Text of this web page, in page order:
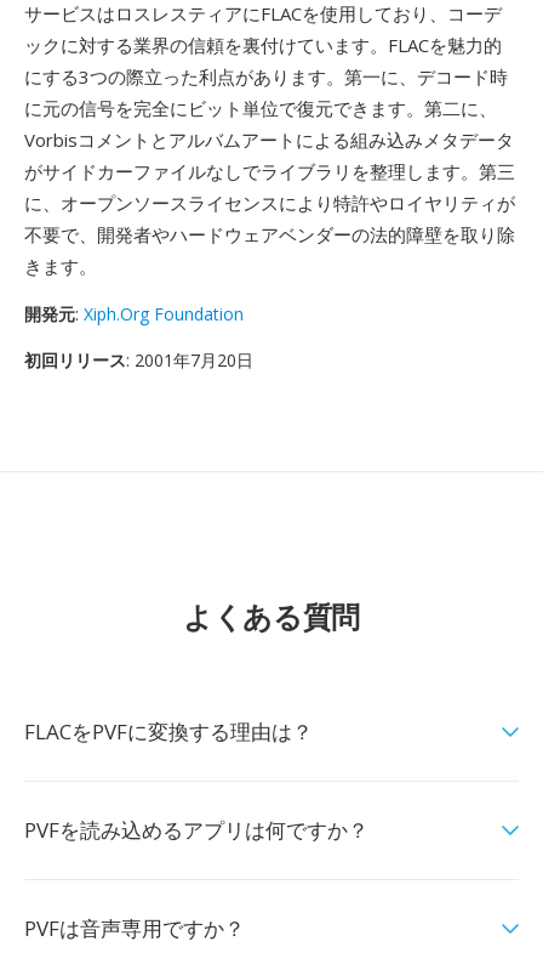
サービスはロスレスティアにFLACを使用しており、コーデ
ックに対する業界の信頼を裏付けています。FLACを魅力的
にする3つの際立った利点があります。第一に、デコード時
に元の信号を完全にビット単位で復元できます。第二に、
Vorbisコメントとアルバムアートによる組み込みメタデータ
がサイドカーファイルなしでライブラリを整理します。第三
に、オープンソースライセンスにより特許やロイヤリティが
不要で、開発者やハードウェアベンダーの法的障壁を取り除
きます。
開発元: Xiph.Org Foundation
初回リリース: 2001年7月20日
よくある質問
FLACをPVFに変換する理由は？
PVFを読み込めるアプリは何ですか？
PVFは音声専用ですか？